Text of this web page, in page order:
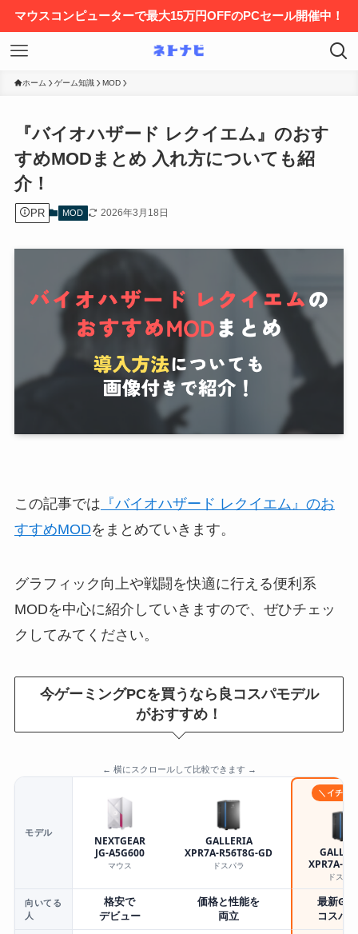
マウスコンピューターで最大15万円OFFのPCセール開催中！
ホーム ゲーム知識 MOD
『バイオハザード レクイエム』のおす
すめMODまとめ 入れ方についても紹
介！
PR MOD 2026年3月18日
この記事では 『バイオハザード レクイエム』のお
すすめMODをまとめていきます。
グラフィック向上や戦闘を快適に行える便利系
MODを中心に紹介していきますので、ぜひチェッ
クしてみてください。
今ゲーミングPCを買うなら良コスパモデル
がおすすめ！
← 横にスクロールして比較できます →
モデル
NEXTGEAR
JG-A5G600
マウス
GALLERIA
XPR7A-R56T8G-GD
ドスパラ
＼イチオ
XPR7A-
ドスパ
向いてる
人
格安で
デビュー
価格と性能を
両立
最新
コスパ